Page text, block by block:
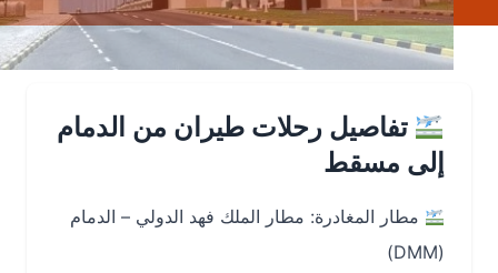
تفاصيل رحلات طيران من الدمام
إلى مسقط
مطار المغادرة: مطار الملك فهد الدولي – الدمام